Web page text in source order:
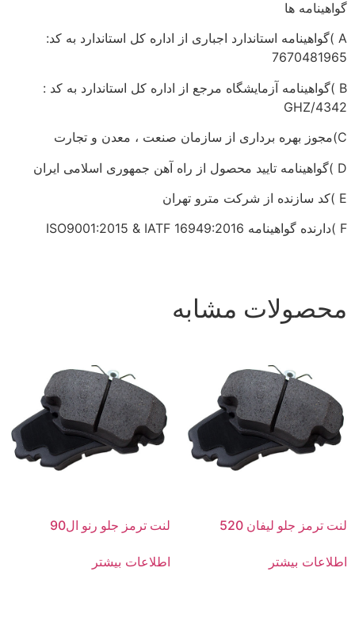
گواهینامه ها
A )گواهینامه استاندارد اجباری از اداره کل استاندارد به کد:
7670481965
B )گواهینامه آزمایشگاه مرجع از اداره کل استاندارد به کد :
GHZ/4342
C)مجوز بهره برداری از سازمان صنعت ، معدن و تجارت
D )گواهینامه تایید محصول از راه آهن جمهوری اسلامی ایران
E )کد سازنده از شرکت مترو تهران
F )دارنده گواهینامه ISO9001:2015 & IATF 16949:2016
محصولات مشابه
لنت ترمز جلو لیفان 520
اطلاعات بیشتر
لنت ترمز جلو رنو ال90
اطلاعات بیشتر